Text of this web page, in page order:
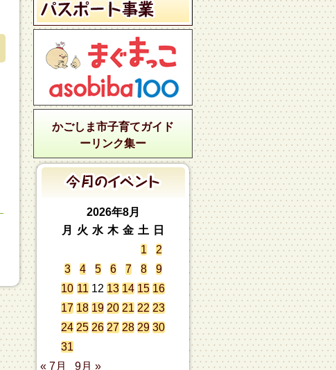
かごしま市子育てガイド
ーリンク集ー
2026年8月
月
火 水 木 金 土
日
1
2
3
4 5 6 7 8
9
10 11 12 13 14 15 16
17 18 19 20 21 22 23
24 25 26 27 28 29 30
31
« 7月
9月 »